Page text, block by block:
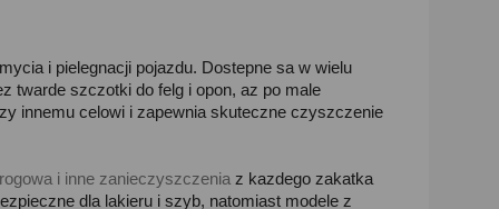
i pielegnacji pojazdu. Dostepne sa w wielu
twarde szczotki do felg i opon, az po male
innemu celowi i zapewnia skuteczne czyszczenie
i inne zanieczyszczenia z kazdego zakatka
dla lakieru i szyb, natomiast modele z